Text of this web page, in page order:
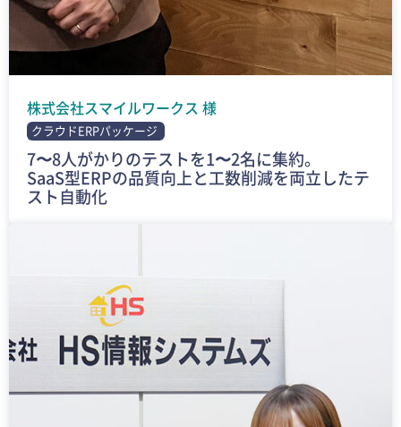
株式会社スマイルワークス 様
クラウドERPパッケージ
7〜8人がかりのテストを1〜2名に集約。
SaaS型ERPの品質向上と工数削減を両立したテ
スト自動化